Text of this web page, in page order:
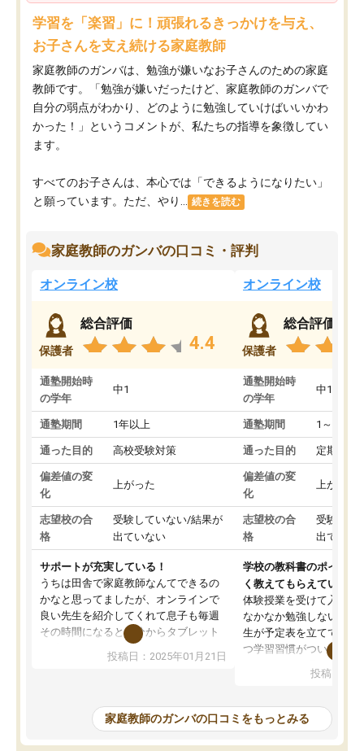
学習を「楽習」に！頑張れるきっかけを与え、
お子さんを支え続ける家庭教師
家庭教師のガンバは、勉強が嫌いなお子さんのための家庭
教師です。「勉強が嫌いだったけど、家庭教師のガンバで
自分の弱点がわかり、どのように勉強していけばいいかわ
かった！」というコメントが、私たちの指導を象徴してい
ます。
すべてのお子さんは、本心では「できるようになりたい」
と願っています。ただ、やり...
続きを読む
家庭教師のガンバの口コミ・評判
オンライン校
保護者
総合評価
4.4
通塾開始時
の学年
中1
通塾期間 1年以上
通った目的 高校受験対策
偏差値の変
化
上がった
志望校の合
格
受験していない/結果が
出ていない
サポートが充実している！
うちは田舎で家庭教師なんてできるの
かなと思ってましたが、オンラインで
良い先生を紹介してくれて息子も毎週
その時間になると自分からタブレット
を開いてzoomを繋げるようになりまし
た！5科目なんでもOKなのもとても気
めて1年ほどだった今では平均点以上の
科目が増えてきました！あと1年受験ま
であるので無料の週末教室を使用しな
投稿日：2025年01月21日
オンライン校
保護者
総合評価
通塾開始時
の学年
中1
通塾期間 1～3ヵ月
通った目的 定期テス
偏差値の変
化
上がった
志望校の合
格
受験して
出ていな
学校の教科書のポイント
く教えてもらえている
体験授業を受けて入塾し
なかなか勉強しない息子
生が予定表を立ててくれ
つ学習習慣がついてきま
指導が無い日も予定表
問できるのでとても助か
投稿日：
家庭教師のガンバの口コミをもっとみる